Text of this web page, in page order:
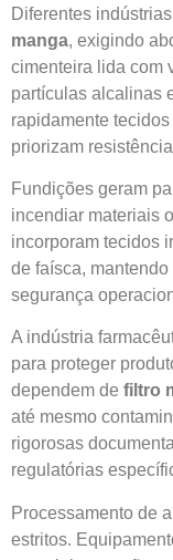
Diferentes
manga, exigindo
cimenteira lida com
partículas alcalinas
rapidamente
priorizam
Fundições geram
incendiar materiais
incorporam tecidos
de faísca,
segurança
A indústria
para proteger
dependem de filtro
até mesmo
rigorosas
regulatórias
Processamento de
estritos.